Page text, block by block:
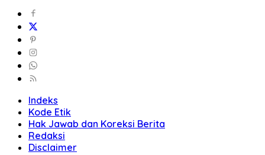
Indeks
Kode Etik
Hak Jawab dan Koreksi Berita
Redaksi
Disclaimer